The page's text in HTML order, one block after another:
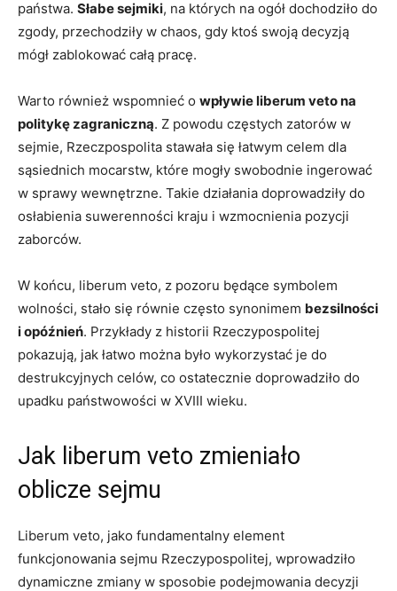
państwa. Słabe sejmiki, na ‌których na ogół dochodziło do
zgody, ​przechodziły w chaos, gdy⁢ ktoś ‍swoją decyzją
mógł ​zablokować całą ⁣pracę.
Warto również wspomnieć o wpływie liberum veto na
politykę⁣ zagraniczną. Z powodu częstych zatorów w‍
sejmie,‍ Rzeczpospolita stawała się łatwym ​celem dla
sąsiednich mocarstw, które mogły swobodnie ingerować
w ‍sprawy wewnętrzne. Takie działania doprowadziły do
osłabienia suwerenności kraju ‍i wzmocnienia pozycji​
zaborców.
W końcu, liberum⁤ veto, ‍z pozoru będące symbolem
wolności, stało się równie często ‍synonimem bezsilności
i opóźnień. Przykłady ​z historii Rzeczypospolitej
pokazują, ​jak⁤ łatwo można było wykorzystać je ‍do
destrukcyjnych celów, ⁢co ostatecznie doprowadziło do
upadku państwowości w XVIII‍ wieku.
Jak liberum veto zmieniało
oblicze sejmu
Liberum veto, jako fundamentalny⁣ element
funkcjonowania sejmu Rzeczypospolitej, ​wprowadziło
dynamiczne zmiany w sposobie podejmowania decyzji